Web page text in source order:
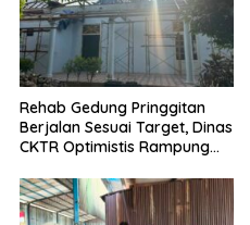
Rehab Gedung Pringgitan
Berjalan Sesuai Target, Dinas
CKTR Optimistis Rampung